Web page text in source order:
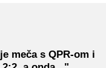
meča s QPR-om i